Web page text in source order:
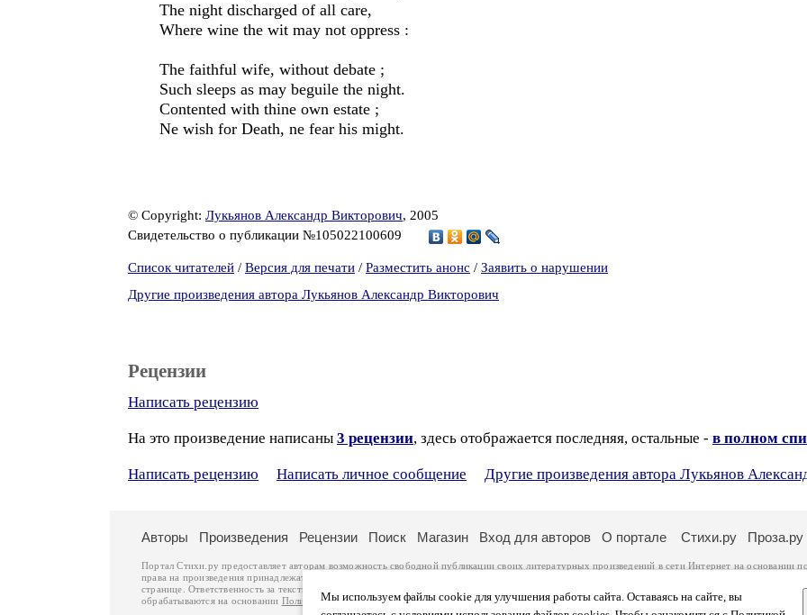
The night discharged of all care,
Where wine the wit may not oppress :
The faithful wife, without debate ;
Such sleeps as may beguile the night.
Contented with thine own estate ;
Ne wish for Death, ne fear his might.
© Copyright: Лукьянов Александр Викторович, 2005
Свидетельство о публикации №105022100609
Список читателей / Версия для печати / Разместить анонс / Заявить о нарушении
Другие произведения автора Лукьянов Александр Викторович
Рецензии
Написать рецензию
На это произведение написаны 3 рецензии, здесь отображается последняя, остальные - в полном
Написать рецензию Написать личное сообщение Другие произведения автора Лукьянов
Мы используем файлы cookie для улучшения работы сайта. Оставаясь на сайте, вы
Авторы Произведения Рецензии Поиск Магазин Вход для авторов О портале Стихи.ру Проза.ру
Портал Стихи.ру предоставляет авторам возможность свободной публикации своих литературных произведений в сети Интернет на основании
права на произведения принадлежат авторам и охраняются
. Перепечатка произведений возможна только с согласия его автора, к
странице. Ответственность за тексты произведений авторы несут самостоятельно на основании
законодательства
обрабатываются на основании Политики обработки персональных данных. Вы также можете посмотреть более подробнуюинформацию о портале